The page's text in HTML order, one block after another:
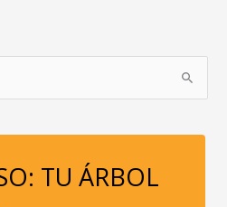
TU ÁRBOL